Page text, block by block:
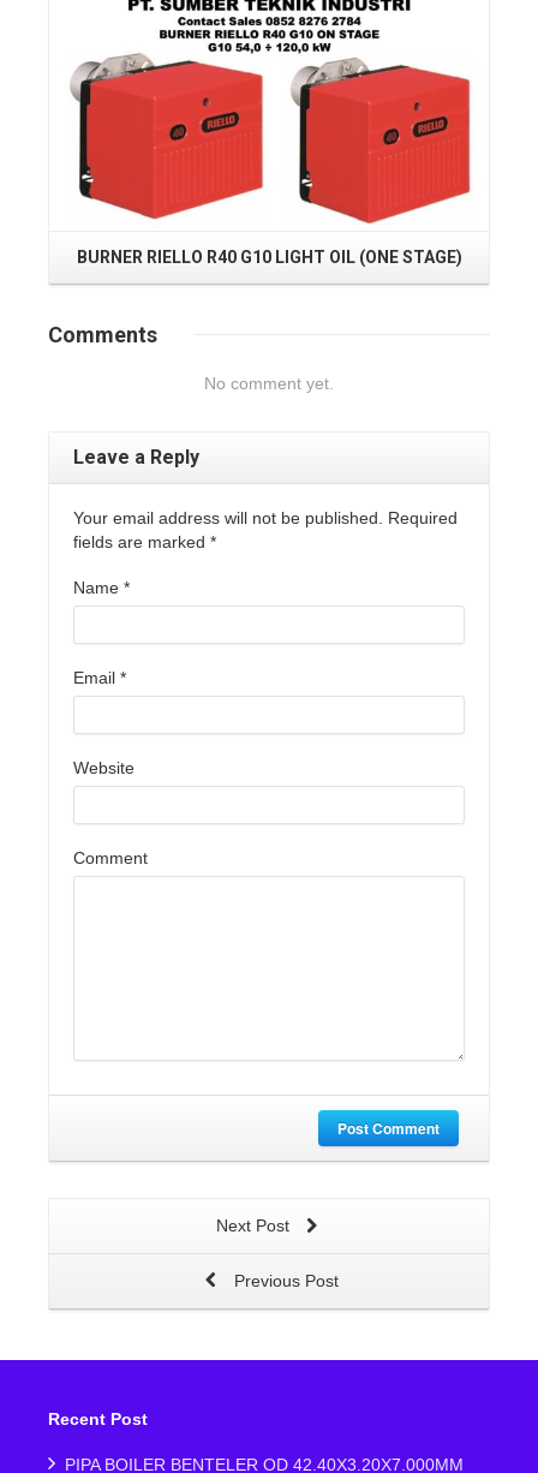
BURNER RIELLO R40 G10 LIGHT OIL (ONE STAGE)
Comments
No comment yet.
Leave a Reply
Your email address will not be published. Required
fields are marked *
Name *
Email *
Website
Comment
Post Comment
Next Post
Previous Post
Recent Post
PIPA BOILER BENTELER OD 42.40X3.20X7.000MM